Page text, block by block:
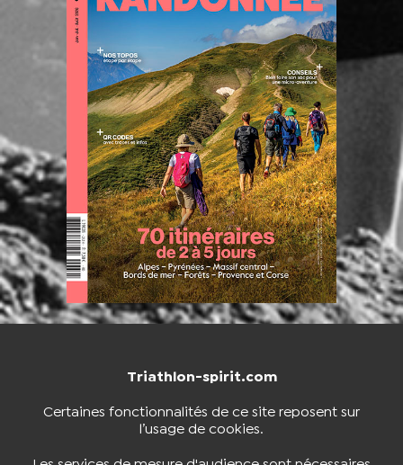
Triathlon-spirit.com
Certaines fonctionnalités de ce site reposent sur
l’usage de cookies.
NOUS CONTACTER BOUTIQUE